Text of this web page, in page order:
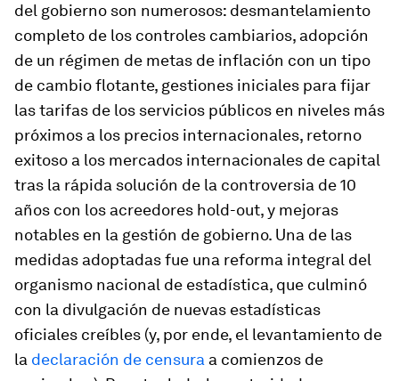
del gobierno son numerosos: desmantelamiento
completo de los controles cambiarios, adopción
de un régimen de metas de inflación con un tipo
de cambio flotante, gestiones iniciales para fijar
las tarifas de los servicios públicos en niveles más
próximos a los precios internacionales, retorno
exitoso a los mercados internacionales de capital
tras la rápida solución de la controversia de 10
años con los acreedores hold-out, y mejoras
notables en la gestión de gobierno. Una de las
medidas adoptadas fue una reforma integral del
organismo nacional de estadística, que culminó
con la divulgación de nuevas estadísticas
oficiales creíbles (y, por ende, el levantamiento de
la declaración de censura a comienzos de